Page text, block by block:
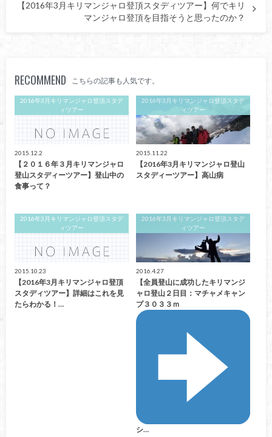
【2016年3月キリマンジャロ登頂スタディツアー】何でキリ
マンジャロ登頂を目指そうと思ったのか？
RECOMMEND こちらの記事も人気です。
2016年3月キリマンジャロ登頂スタデ
ィツアー
2015.12.2
【２０１６年３月キリマンジャロ
登山スタディーツアー】登山中の
食事って？
2016年3月キリマンジャロ登頂スタデ
ィツアー
2015.11.22
【2016年3月キリマンジャロ登山
スタディーツアー】高山病
2016年3月キリマンジャロ登頂スタデ
ィツアー
2015.10.23
【2016年3月キリマンジャロ登頂
スタディツアー】詳細はこれを見
たらわかる！…
2016年3月キリマンジャロ登頂スタデ
ィツアー
2016.4.27
【全員登山に成功したキリマンジ
ャロ登山２日目：マチャメキャン
プ３０３３ｍ
シ…